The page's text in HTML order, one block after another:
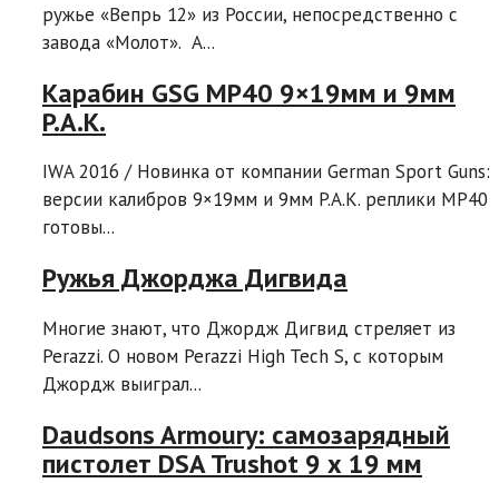
ружье «Вепрь 12» из России, непосредственно с
завода «Молот». A...
Карабин GSG MP40 9×19мм и 9мм
P.A.K.
IWA 2016 / Новинка от компании German Sport Guns:
версии калибров 9×19мм и 9мм P.A.K. реплики MP40
готовы...
Ружья Джорджа Дигвида
Многие знают, что Джордж Дигвид стреляет из
Perazzi. О новом Perazzi High Tech S, с которым
Джордж выиграл...
Daudsons Armoury: самозарядный
пистолет DSA Trushot 9 х 19 мм